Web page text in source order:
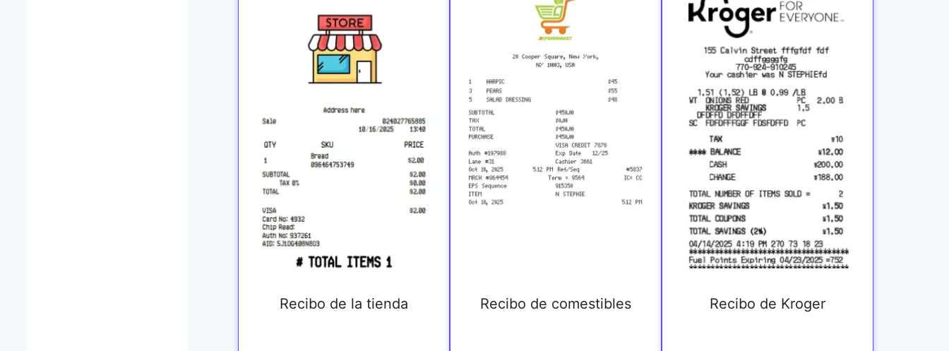
Recibo de la tienda Recibo de comestibles Recibo de Kroger